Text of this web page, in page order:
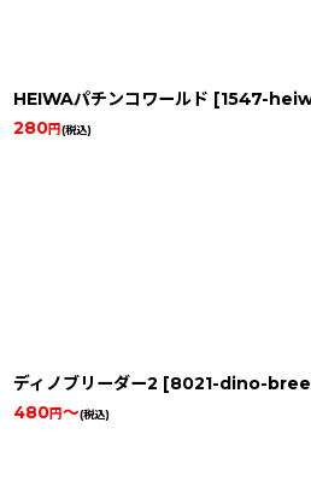
HEIWAパチンコワールド [1547-
280円(税込)
ディノブリーダー2 [8021-dino-
480円～(税込)